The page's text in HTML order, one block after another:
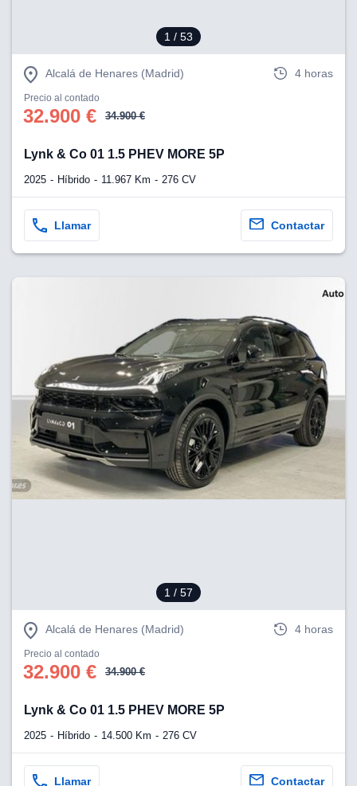
1 / 53
Alcalá de Henares (Madrid) 4 horas
Precio al contado
32.900 € 34.900 €
Lynk & Co 01 1.5 PHEV MORE 5P
2025 Híbrido 11.967 Km 276 CV
Llamar Contactar
1 / 57
Alcalá de Henares (Madrid) 4 horas
Precio al contado
32.900 € 34.900 €
Lynk & Co 01 1.5 PHEV MORE 5P
2025 Híbrido 14.500 Km 276 CV
Llamar Contactar